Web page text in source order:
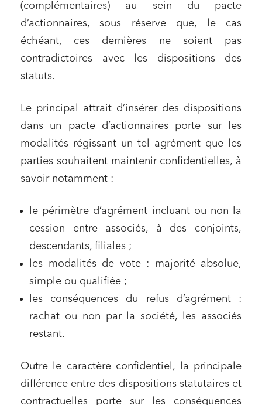
(complémentaires) au sein du pacte
d’actionnaires, sous réserve que, le cas
échéant, ces dernières ne soient pas
contradictoires avec les dispositions des
statuts.
Le principal attrait d’insérer des dispositions
dans un pacte d’actionnaires porte sur les
modalités régissant un tel agrément que les
parties souhaitent maintenir confidentielles, à
savoir notamment :
le périmètre d’agrément incluant ou non la
cession entre associés, à des conjoints,
descendants, filiales ;
les modalités de vote : majorité absolue,
simple ou qualifiée ;
les conséquences du refus d’agrément :
rachat ou non par la société, les associés
restant.
Outre le caractère confidentiel, la principale
différence entre des dispositions statutaires et
contractuelles porte sur les conséquences